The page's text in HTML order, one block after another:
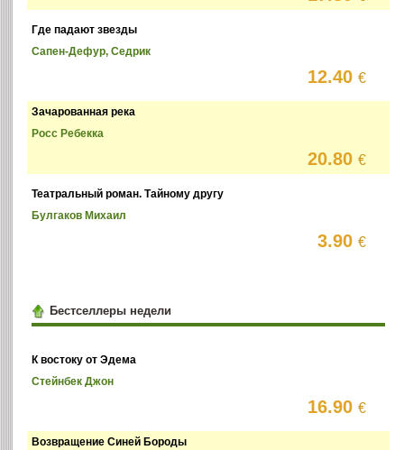
Где падают звезды
Сапен-Дефур, Седрик
12.40€
Зачарованная река
Росс Ребекка
20.80€
Театральный роман. Тайному другу
Булгаков Михаил
3.90€
Бестселлеры недели
К востоку от Эдема
Стейнбек Джон
16.90€
Возвращение Синей Бороды